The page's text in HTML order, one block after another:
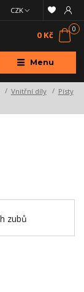
Menu
CZK
0
0 Kč
Vnitřní díly
Písty